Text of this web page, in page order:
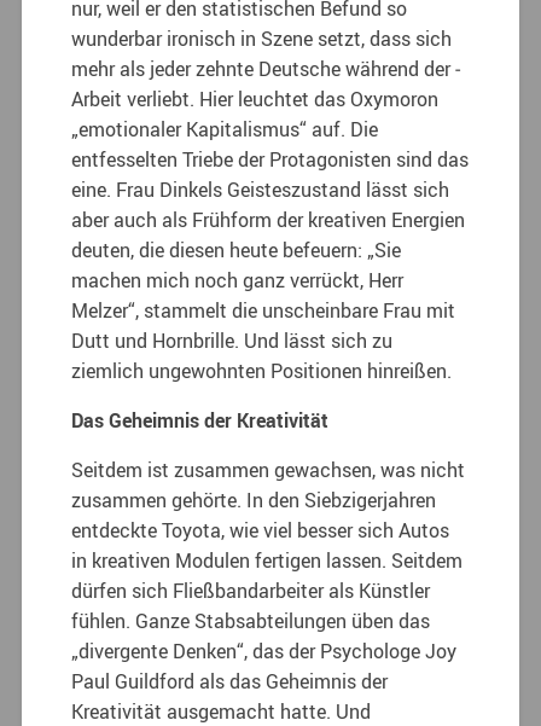
nur, weil er den statistischen Befund so
wunderbar ironisch in Szene setzt, dass sich
mehr als jeder zehnte Deutsche während der ­
Arbeit verliebt. Hier leuchtet das Oxymoron
„emotionaler Kapitalismus“ auf. Die
entfesselten Triebe der Protagonisten sind das
eine. Frau Dinkels Geisteszustand lässt sich
aber auch als Frühform der kreativen Energien
deuten, die ­diesen heute befeuern: „Sie
machen mich noch ganz verrückt, Herr
Melzer“, stammelt die unscheinbare Frau mit
Dutt und Hornbrille. Und lässt sich zu
ziemlich ungewohnten Positionen hinreißen.
Das Geheimnis der Kreativität
Seitdem ist zusammen gewachsen, was nicht
zusammen gehörte. In den Siebzigerjahren
entdeckte Toyota, wie viel besser sich Autos
in kreati­ven Modulen fertigen lassen. Seitdem
dürfen sich Fließbandarbeiter als Künstler
fühlen. Ganze Stabsabteilungen üben das
„divergente Denken“, das der Psychologe Joy
Paul Guildford als das Geheimnis der
Kreativität ausgemacht hatte. Und